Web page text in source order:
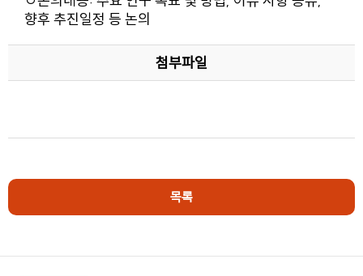
향후 추진일정 등 논의
첨부파일
목록